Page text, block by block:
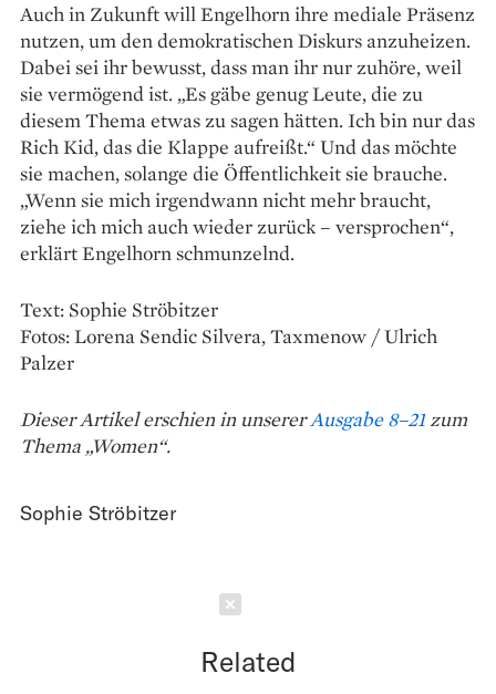
Auch in Zukunft will Engelhorn ihre mediale Präsenz
nutzen, um den demokratischen Diskurs anzuheizen.
Dabei sei ihr bewusst, dass man ihr nur zuhöre, weil
sie vermögend ist. „Es gäbe genug Leute, die zu
diesem Thema etwas zu sagen hätten. Ich bin nur das
Rich Kid, das die Klappe aufreißt.“ Und das möchte
sie machen, solange die Öffentlichkeit sie brauche.
„Wenn sie mich irgendwann nicht mehr braucht,
ziehe ich mich auch wieder zurück – versprochen“,
erklärt Engelhorn schmunzelnd.
Text: Sophie Ströbitzer
Fotos: Lorena Sendic Silvera, Taxmenow / Ulrich
Palzer
Dieser Artikel erschien in unsererAusgabe 8–21zum
Thema „Women“.
Sophie Ströbitzer
Related